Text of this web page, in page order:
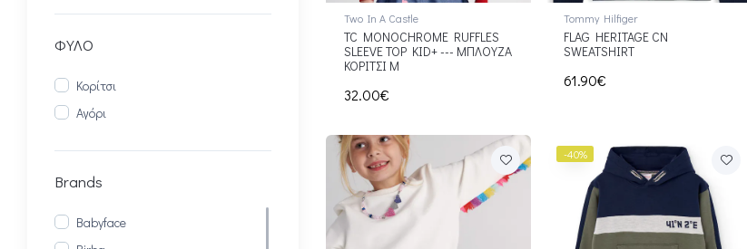
Multi
Καφέ
Κίτρινο
Μπλε
Κόκκινο
Μωβ
ΦΥΛΟ
Κορίτσι
Αγόρι
Brands
Babyface
Two In A Castle
TC MONOCHROME RUFFLES
SLEEVE TOP KID+ --- ΜΠΛΟΥΖΑ
ΚΟΡΙΤΣΙ Μ
32.00€
Tommy Hilfiger
FLAG HERITAGE CN
SWEATSHIRT
61.90€
-40%